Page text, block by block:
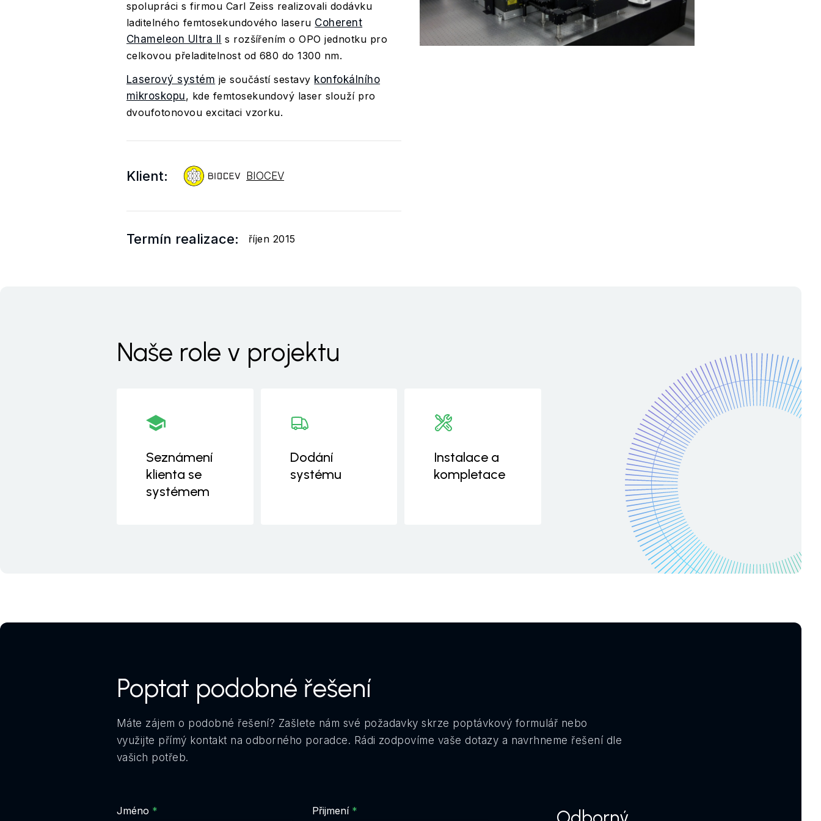
spolupráci s firmou Carl Zeiss realizovali dodávku
laditelného femtosekundového laseru Coherent
Chameleon Ultra II
s rozšířením o OPO jednotku pro
celkovou přeladitelnost od 680 do 1300 nm.
Laserový systém je součástí sestavy konfokálního
mikroskopu, kde femtosekundový laser slouží pro
dvoufotonovou excitaci vzorku.
Klient: BIOCEV
Termín realizace: říjen 2015
Naše role v projektu
Seznámení
klienta se
systémem
Dodání
systému
Instalace a
kompletace
Poptat podobné řešení
Máte zájem o podobné řešení? Zašlete nám své požadavky skrze poptávkový formulář nebo
využijte přímý kontakt na odborného poradce. Rádi zodpovíme vaše dotazy a navrhneme řešení dle
vašich potřeb.
Jméno Přijmení